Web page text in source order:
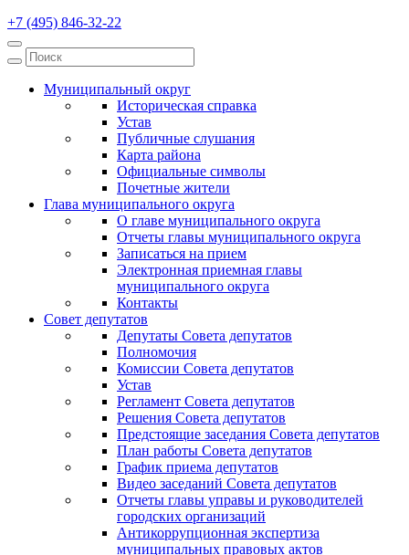
+7 (495) 846-32-22
Муниципальный округ
Историческая справка
Устав
Публичные слушания
Карта района
Официальные символы
Почетные жители
Глава муниципального округа
О главе муниципального округа
Отчеты главы муниципального округа
Записаться на прием
Электронная приемная главы
муниципального округа
Контакты
Совет депутатов
Депутаты Совета депутатов
Полномочия
Комиссии Совета депутатов
Устав
Регламент Совета депутатов
Решения Совета депутатов
Предстоящие заседания Совета депутатов
План работы Совета депутатов
График приема депутатов
Видео заседаний Совета депутатов
Отчеты главы управы и руководителей
городских организаций
Антикоррупционная экспертиза
муниципальных правовых актов